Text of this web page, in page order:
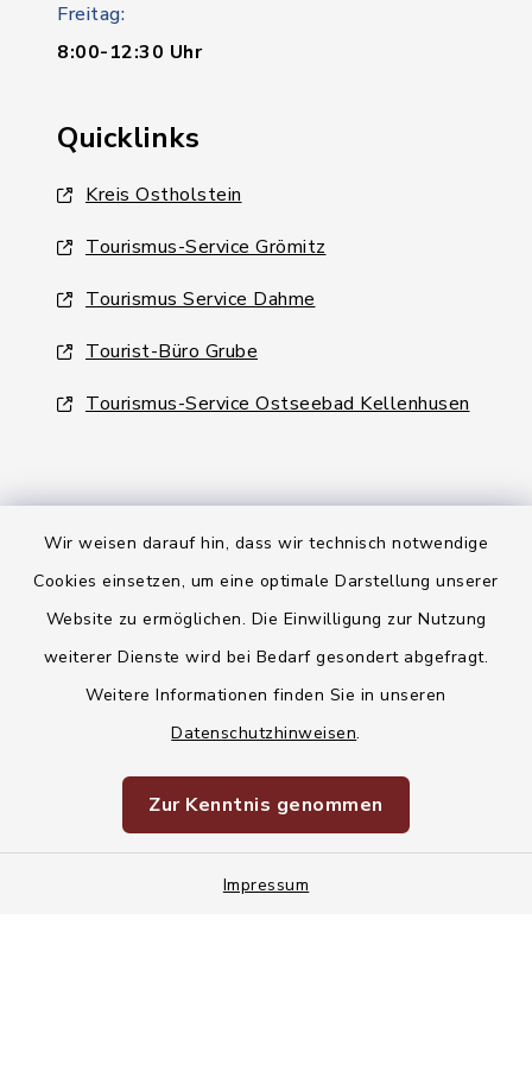
Wir weisen darauf hin, dass wir technisch notwendige
Cookies einsetzen, um eine optimale Darstellung unserer
Website zu ermöglichen. Die Einwilligung zur Nutzung
weiterer Dienste wird bei Bedarf gesondert abgefragt.
Weitere Informationen finden Sie in unseren
Datenschutzhinweisen.
Zur Kenntnis genommen
Impressum
Freitag:
8:00-12:30 Uhr
Quicklinks
Kreis Ostholstein
Tourismus-Service Grömitz
Tourismus Service Dahme
Tourist-Büro Grube
Tourismus-Service Ostseebad Kellenhusen
Kontakt
Datenschutz
Impressum
Sitemap